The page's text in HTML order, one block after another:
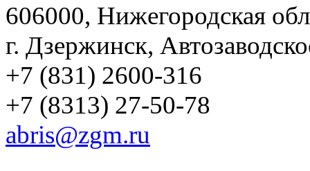
606000, Нижегородская
г. Дзержинск,
+7 (831) 2600-316
+7 (8313) 27-50-78
abris@zgm.ru